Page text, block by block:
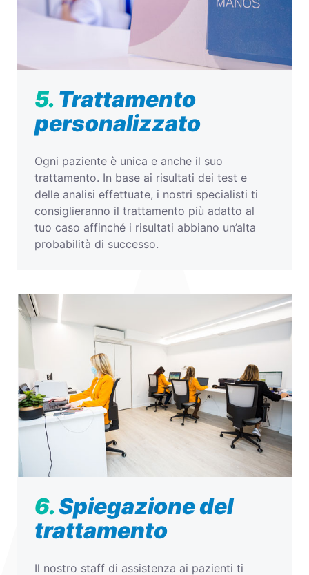
5. Trattamento
personalizzato
Ogni paziente è unica e anche il suo
trattamento. In base ai risultati dei test e
delle analisi effettuate, i nostri specialisti ti
consiglieranno il trattamento più adatto al
tuo caso affinché i risultati abbiano un’alta
probabilità di successo.
6.Spiegazione del
trattamento
Il nostro staff di assistenza ai pazienti ti